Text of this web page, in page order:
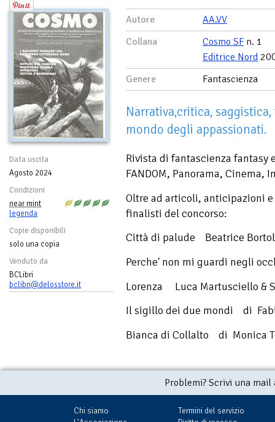
Data uscita
Agosto 2024
Condizioni
near mint
legenda
Copie disponibili
solo una copia
Venduto da
BCLibri
bclibri@delosstore.it
Autore
AA.VV
Collana
Cosmo SF n. 1
Editrice Nord
Genere
Fantascienza
Narrativa,critica,
mondo degli appassionati.
Rivista di fantascienza fantasy
FANDOM, Panorama, Cinema,
Oltre ad articoli, anticipazioni
finalisti del concorso:
Città di palude Beatrice
Perche' non mi guardi negli
Lorenza Luca Martusciello &
Il sigillo dei due mondi di
Bianca di Collalto di Monica
Problemi? Scrivi una
Chi siamo
Termini del servizio